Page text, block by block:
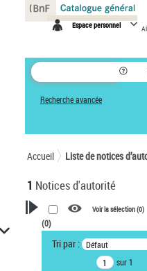
Espace personnel
Recherche avancée
Accueil Liste de notices
1 Notices d'autorité
VOTRE RECHERCHE
Recherche avancée dans
notices d’autorité
Voir la sélection (0)
(0)
Tri par : Défaut
sur 1
Panneau de gestion des cookies